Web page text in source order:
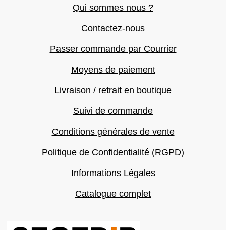
Qui sommes nous ?
Contactez-nous
Passer commande par Courrier
Moyens de paiement
Livraison / retrait en boutique
Suivi de commande
Conditions générales de vente
Politique de Confidentialité (RGPD)
Informations Légales
Catalogue complet